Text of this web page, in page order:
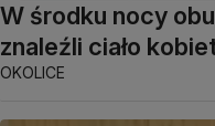
W środku nocy
znaleźli ciało
OKOLICE